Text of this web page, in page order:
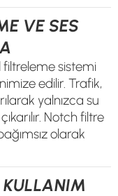
VE SES
sistemi
edilir. Trafik,
yalnızca su
Notch filtre
olarak
KULLANIM